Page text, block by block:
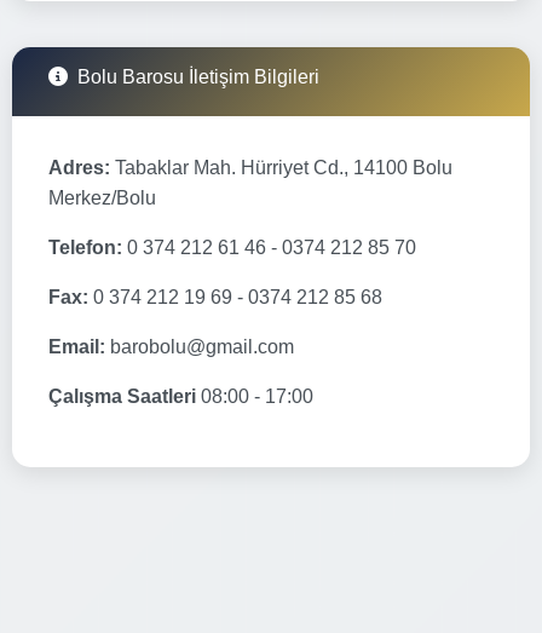
Bolu Barosu İletişim Bilgileri
Adres: Tabaklar Mah. Hürriyet Cd., 14100 Bolu
Merkez/Bolu
Telefon: 0 374 212 61 46 - 0374 212 85 70
Fax: 0 374 212 19 69 - 0374 212 85 68
Email: barobolu@gmail.com
Çalışma Saatleri 08:00 - 17:00